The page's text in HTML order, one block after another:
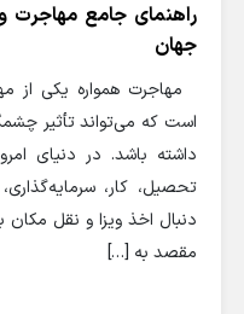
راهنمای جامع مهاجرت
جهان
مهاجرت همواره یکی از
است که می‌تواند تأثیر
داشته باشد. در دنیای
تحصیل، کار،
دنبال اخذ ویزا و نقل
مقصد به […]